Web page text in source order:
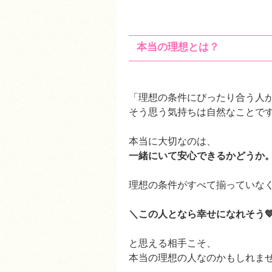
本当の理想とは？
「理想の条件にぴったり合う人
そう思う気持ちは自然なことで
本当に大切なのは、
一緒にいて安心できるかどうか
理想の条件がすべて揃っていな
＼この人となら幸せになれそう
と思える相手こそ、
本当の理想の人なのかもしれませ